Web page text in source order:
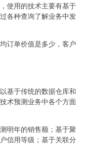
使用的技术主要有基于
各种查询了解业务中发
订单价值是多少，客户
基于传统的数据仓库和
术预测业务中各个方面
明年的销售额；基于聚
信用等级；基于关联分